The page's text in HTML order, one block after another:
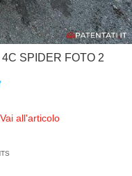
SPIDER FOTO 2
Vai all'articolo